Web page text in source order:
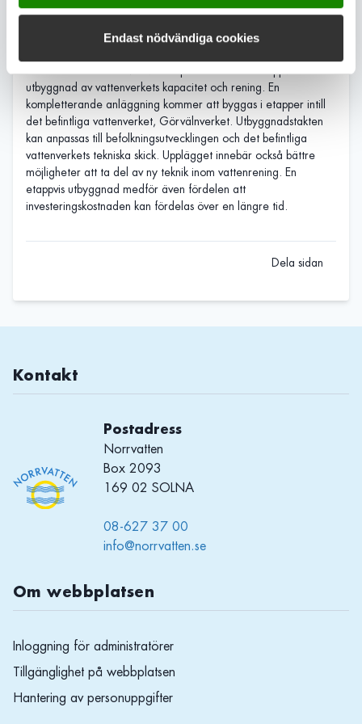
Endast nödvändiga cookies
dricksvattenkvalitet även framöver.
I september 2020 fattade Norrvattens styrelse ett
utbyggnad av vattenverkets kapacitet och rening. En
kompletterande anläggning kommer att byggas i etapper intill
det befintliga vattenverket, Görvälnverket. Utbyggnadstakten
kan anpassas till befolkningsutvecklingen och det befintliga
vattenverkets tekniska skick. Upplägget innebär också bättre
möjligheter att ta del av ny teknik inom vattenrening. En
etappvis utbyggnad medför även fördelen att
investeringskostnaden kan fördelas över en längre tid.
Dela sidan
Kontakt
Postadress
Norrvatten
Box 2093
169 02 SOLNA
08-627 37 00
info@norrvatten.se
Om webbplatsen
Inloggning för administratörer
Tillgänglighet på webbplatsen
Hantering av personuppgifter